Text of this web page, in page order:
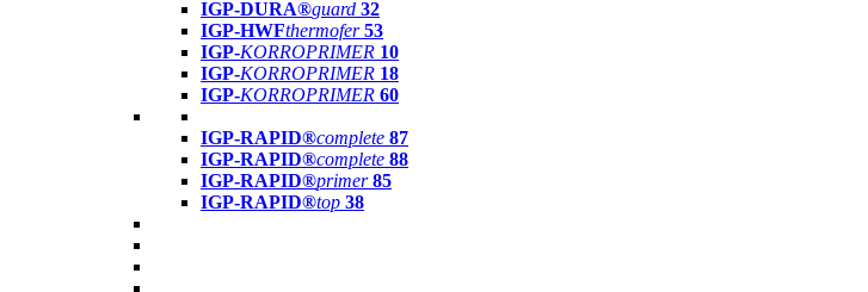
IGP-DURA®guard 32
IGP-HWFthermofer 53
IGP-KORROPRIMER 10
IGP-KORROPRIMER 18
IGP-KORROPRIMER 60
IGP-RAPID®complete 87
IGP-RAPID®complete 88
IGP-RAPID®primer 85
IGP-RAPID®top 38